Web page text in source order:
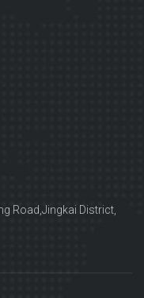
Road,Jingkai District,